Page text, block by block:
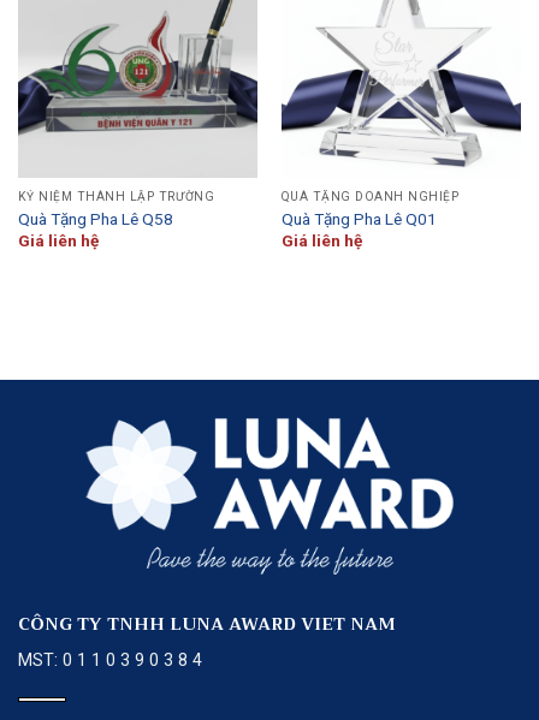
KỶ NIỆM THÀNH LẬP TRƯỜNG
Quà Tặng Pha Lê Q58
Giá liên hệ
QUÀ TẶNG DOANH NGHIỆP
Quà Tặng Pha Lê Q01
Giá liên hệ
CÔNG TY TNHH LUNA AWARD VIET NAM
MST: 0 1 1 0 3 9 0 3 8 4